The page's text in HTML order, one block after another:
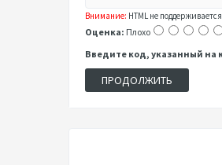
Внимание: HTML не
Оценка: Плохо
Введите код, указанный на
ПРОДОЛЖИТЬ